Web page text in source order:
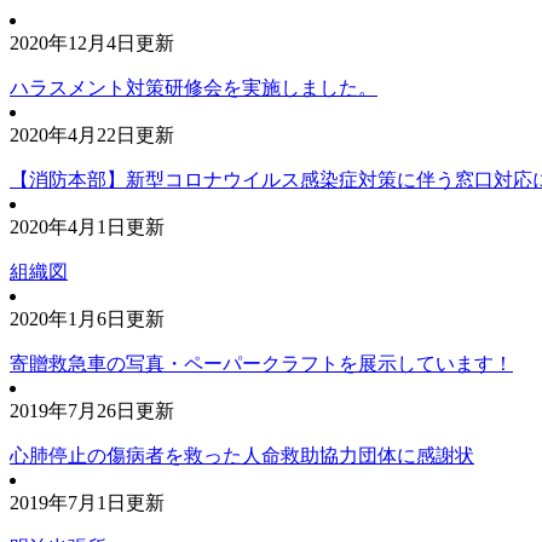
2020年12月4日更新
ハラスメント対策研修会を実施しました。
2020年4月22日更新
【消防本部】新型コロナウイルス感染症対策に伴う窓口対応
2020年4月1日更新
組織図
2020年1月6日更新
寄贈救急車の写真・ペーパークラフトを展示しています！
2019年7月26日更新
心肺停止の傷病者を救った人命救助協力団体に感謝状
2019年7月1日更新